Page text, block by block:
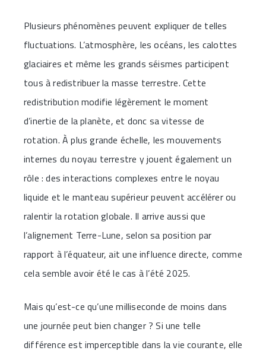
Plusieurs phénomènes peuvent expliquer de telles
fluctuations. L’atmosphère, les océans, les calottes
glaciaires et même les grands séismes participent
tous à redistribuer la masse terrestre. Cette
redistribution modifie légèrement le moment
d’inertie de la planète, et donc sa vitesse de
rotation. À plus grande échelle, les mouvements
internes du noyau terrestre y jouent également un
rôle : des interactions complexes entre le noyau
liquide et le manteau supérieur peuvent accélérer ou
ralentir la rotation globale. Il arrive aussi que
l’alignement Terre-Lune, selon sa position par
rapport à l’équateur, ait une influence directe, comme
cela semble avoir été le cas à l’été 2025.
Mais qu’est-ce qu’une milliseconde de moins dans
une journée peut bien changer ? Si une telle
différence est imperceptible dans la vie courante, elle